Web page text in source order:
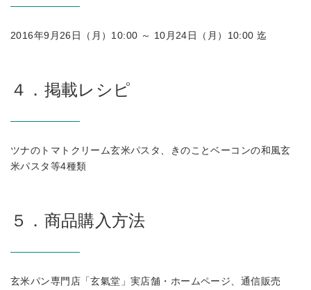
2016年9月26日（月）10:00 ～ 10月24日（月）10:00 迄
４．掲載レシピ
ツナのトマトクリーム玄米パスタ、きのことベーコンの和風玄
米パスタ等4種類
５．商品購入方法
玄米パン専門店「玄氣堂」実店舗・ホームページ、通信販売